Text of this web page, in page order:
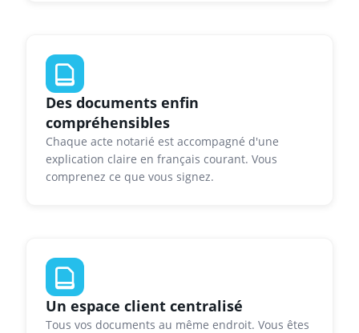
Des documents enfin
compréhensibles
Chaque acte notarié est accompagné d'une
explication claire en français courant. Vous
comprenez ce que vous signez.
Un espace client centralisé
Tous vos documents au même endroit. Vous êtes